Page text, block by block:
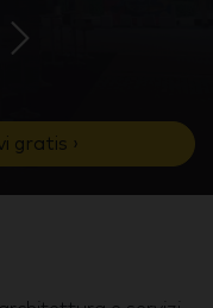
gratis ›